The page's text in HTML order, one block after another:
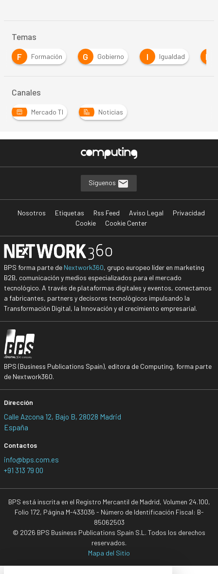
Temas
F
Formación G Gobierno I Igualdad R
Canales
Mercado TI Noticias
Síguenos
Nosotros Etiquetas Rss Feed Aviso Legal
Privacidad
Cookie
Cookie Center
BPS forma parte de Nextwork360, grupo europeo líder en marketing
B2B, comunicación y medios especializados para el mercado
tecnológico. A través de plataformas digitales y eventos, conectamos
a fabricantes, partners y decisores tecnológicos impulsando la
Transformación Digital, la Innovación y el crecimiento empresarial.
BPS (Business Publications Spain), editora de Computing, forma parte
de Nextwork360.
Dirección
Calle Azcona 12, Bajo B, 28028 Madrid
España
Contactos
info@bps.com.es
+91 313 79 00
BPS está inscrita en el Registro Mercantil de Madrid, Volumen 24.100,
Folio 172, Página M-433036 - Número de Identificación Fiscal: B-
85062503
© 2026 BPS Business Publications Spain S.L. Todos los derechos
reservados.
Mapa del Sitio